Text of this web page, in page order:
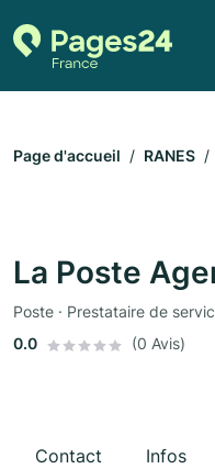
Page d'accueil RANES
La Poste
Poste · Prestataire de
0.0
(0 Avis)
Contact Infos